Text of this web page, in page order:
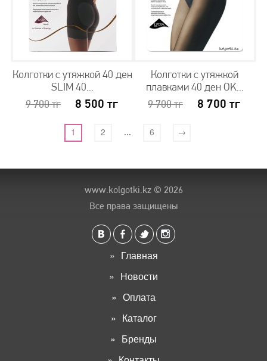
Колготки с утяжкой 40 ден
SLIM 40...
9 700тг 8 500 тг
Колготки с утяжкой
плавками 40 ден OK...
9 700тг 8 700 тг
1 2 ... 6 →
www.kolgotki.kz© 2026
Все права защищены
Главная
Новости
Оплата
Каталог
Бренды